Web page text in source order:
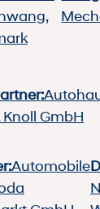
Knoll GmbH
Automobile